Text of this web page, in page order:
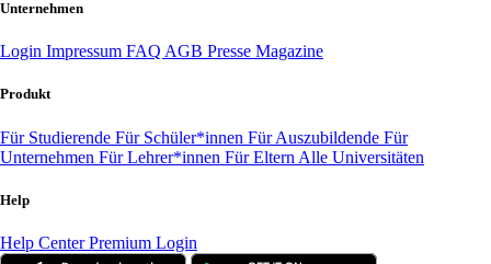
Unternehmen
Login Impressum FAQ AGB Presse Magazine
Produkt
Für Studierende Für Schüler*innen Für Auszubildende Für
Unternehmen Für Lehrer*innen Für Eltern Alle Universitäten
Help
Help CenterPremium Login